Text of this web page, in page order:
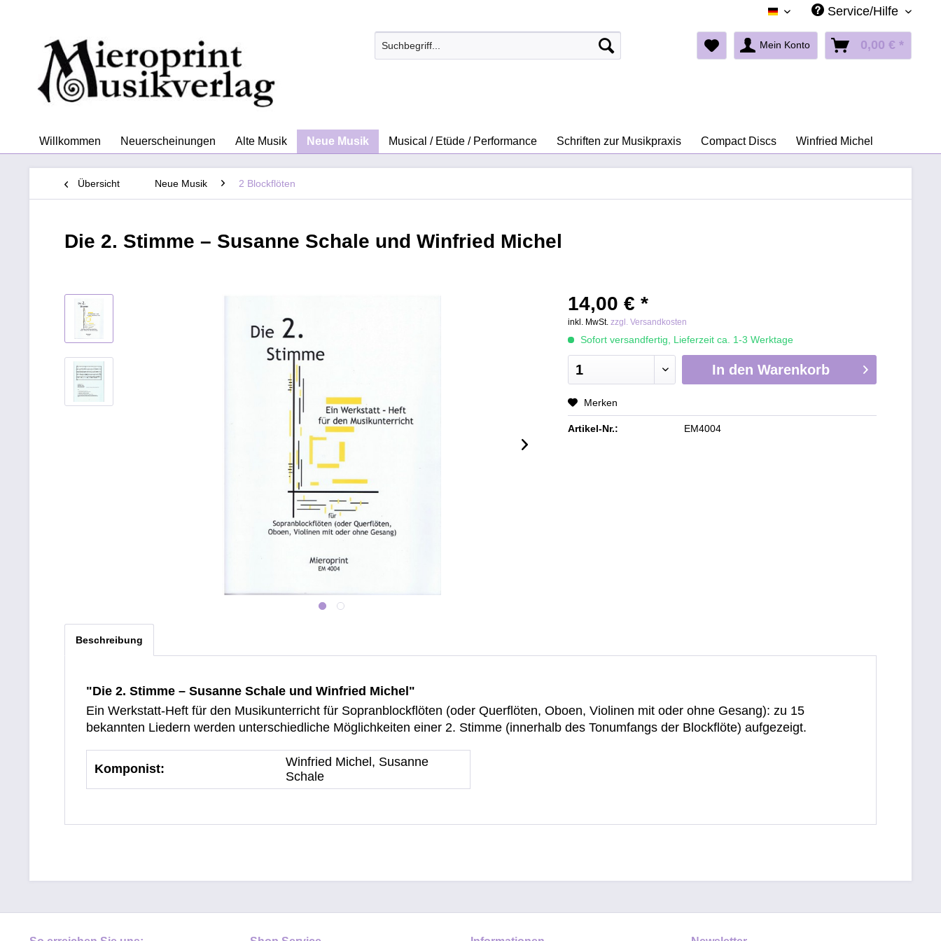
Deutsch Service/Hilfe
Mein Konto 0,00 € *
Willkommen Neuerscheinungen Alte Musik Neue Musik Musical / Etüde / Performance Schriften zur Musikpraxis Compact Discs Winfried Michel
Übersicht Neue Musik 2 Blockflöten
Die 2. Stimme – Susanne Schale und Winfried Michel
14,00 € *
inkl. MwSt.zzgl. Versandkosten
Sofort versandfertig, Lieferzeit ca. 1-3 Werktage
In den Warenkorb
Merken
Artikel-Nr.: EM4004
Beschreibung
"Die 2. Stimme – Susanne Schale und Winfried Michel"
Ein Werkstatt-Heft für den Musikunterricht für Sopranblockflöten (oder Querflöten, Oboen, Violinen mit oder ohne Gesang): zu 15
bekannten Liedern werden unterschiedliche Möglichkeiten einer 2. Stimme (innerhalb des Tonumfangs der Blockflöte) aufgezeigt.
Komponist:
Winfried Michel, Susanne
Schale